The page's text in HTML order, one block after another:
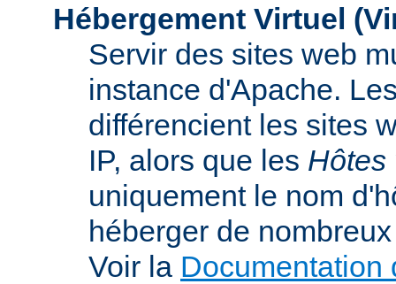
Hébergement Virtuel
Servir des sites web
instance d'Apache.
différencient les sites
IP, alors que les Hôtes
uniquement le nom
héberger de
Voir la Documentation